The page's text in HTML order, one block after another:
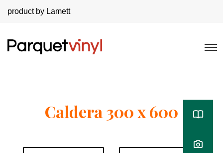
product by Lamett
Caldera 300 x 600